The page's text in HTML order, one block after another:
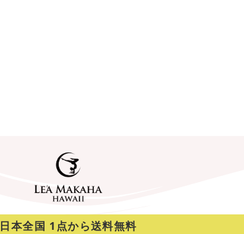
日本全国 1点から送料無料